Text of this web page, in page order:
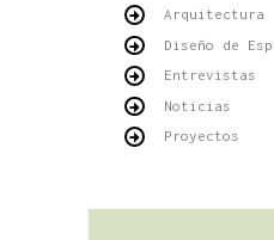
Arquitectura
Diseño de
Entrevistas
Noticias
Proyectos